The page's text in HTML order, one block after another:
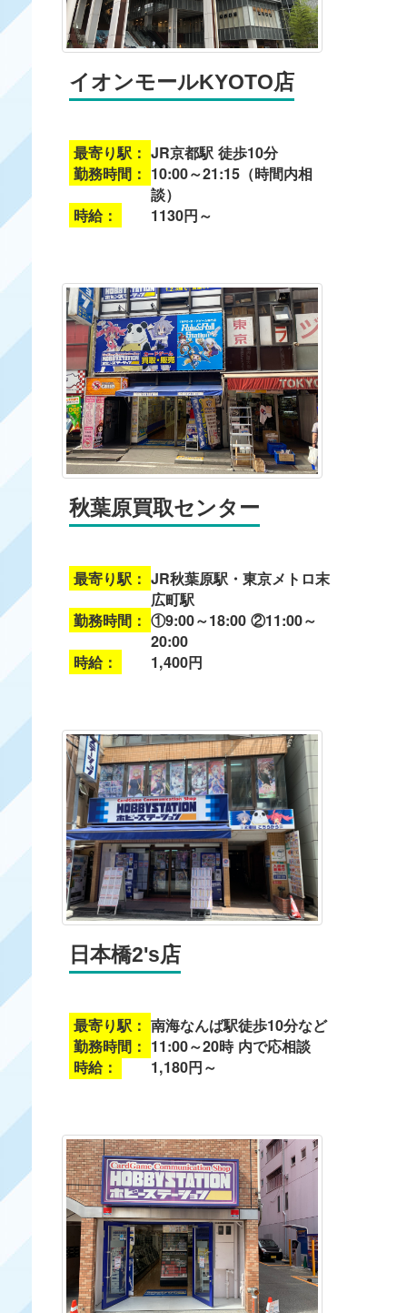
イオンモールKYOTO店
最寄り駅： JR京都駅 徒歩10分
勤務時間： 10:00～21:15（時間内相
談）
時給：
1130円～
秋葉原買取センター
最寄り駅： JR秋葉原駅・東京メトロ末
広町駅
勤務時間： ①9:00～18:00 ②11:00～
20:00
時給：
1,400円
日本橋2's店
最寄り駅： 南海なんば駅徒歩10分など
勤務時間： 11:00～20時 内で応相談
時給：
1,180円～